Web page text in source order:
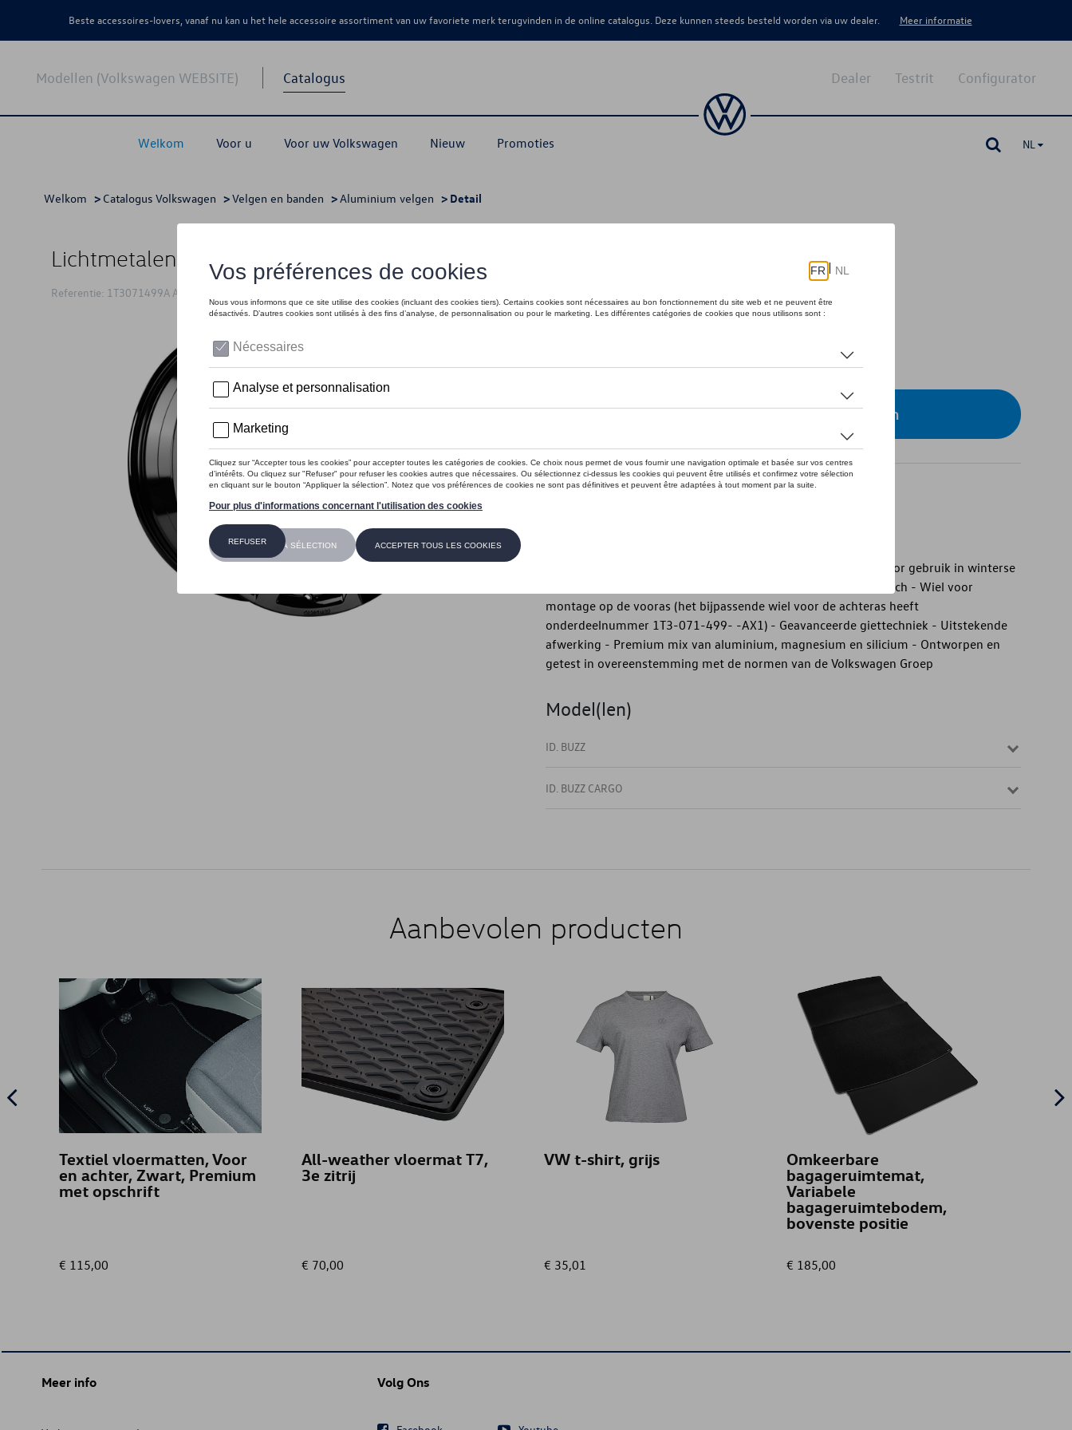
Beste accessoires-lovers, vanaf nu kan u het hele accessoire assortiment van uw favoriete merk terugvinden in de online catalogus. Deze kunnen steeds besteld worden via uw dealer. Meer informatie
Modellen (Volkswagen WEBSITE) Catalogus
Welkom Voor u Voor uw Volkswagen Nieuw Promoties
Configurator
Testrit
Dealer
NL
Welkom > Catalogus Volkswagen >Velgen en banden >Aluminium velgen > Detail
Lichtmetalen wiel, 8.0J x 19 ET45, Loen, vooras, Zwart
Referentie: 1T3071499A AX1
Op voorraad
Contacteer uw dealer om te bestellen
Introductie
- Volkswagen originele lichtmetalen velg - Speciaal geschikt voor gebruik in winterse
omstandigheden - ID. design “Loen” in Zwart, glanzend - 19-inch - Wiel voor
montage op de vooras (het bijpassende wiel voor de achteras heeft
onderdeelnummer 1T3-071-499- -AX1) - Geavanceerde giettechniek - Uitstekende
afwerking - Premium mix van aluminium, magnesium en silicium - Ontworpen en
getest in overeenstemming met de normen van de Volkswagen Groep
Model(len)
ID. BUZZ
ID. BUZZ CARGO
Aanbevolen producten
Textiel vloermatten, Voor
en achter, Zwart, Premium
met opschrift
€ 115,00
All-weather vloermat T7,
3e zitrij
€ 70,00
VW t-shirt, grijs
€ 35,01
Omkeerbare
bagageruimtemat,
Variabele
bagageruimtebodem,
bovenste positie
€ 185,00
Meer info Volg Ons